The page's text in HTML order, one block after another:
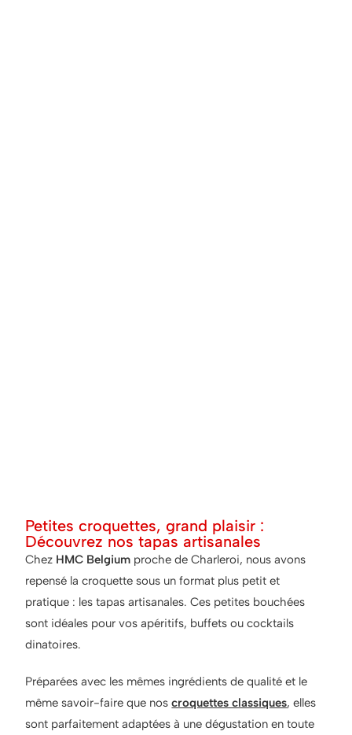
Petites croquettes, grand plaisir :
Découvrez nos tapas artisanales
Chez HMC Belgium proche de Charleroi, nous avons
repensé la croquette sous un format plus petit et
pratique : les tapas artisanales. Ces petites bouchées
sont idéales pour vos apéritifs, buffets ou cocktails
dinatoires.
Préparées avec les mêmes ingrédients de qualité et le
même savoir-faire que noscroquettes classiques, elles
sont parfaitement adaptées à une dégustation en toute